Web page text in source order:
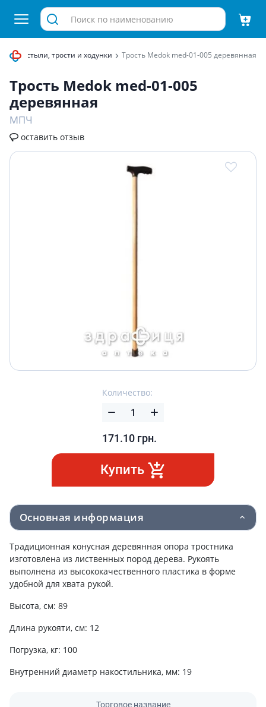
Костыли, трости и ходунки Трость Medok med-01-005 деревянная
Трость Medok med-01-005
деревянная
МПЧ
оставить отзыв
Количество:
171.10 грн.
Купить
Основная информация
Традиционная конусная деревянная опора тростника
изготовлена из лиственных пород дерева. Рукоять
выполнена из высококачественного пластика в форме
удобной для хвата рукой.
Высота, см: 89
Длина рукояти, см: 12
Погрузка, кг: 100
Внутренний диаметр накостильника, мм: 19
Торговое название